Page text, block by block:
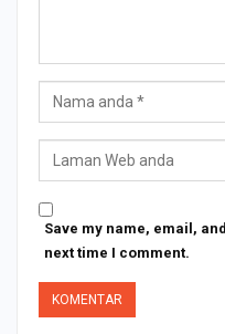
Save my name, email,
next time I comment.